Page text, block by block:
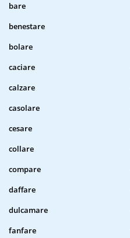
bare
benestare
bolare
caciare
calzare
casolare
cesare
collare
compare
daffare
dulcamare
fanfare